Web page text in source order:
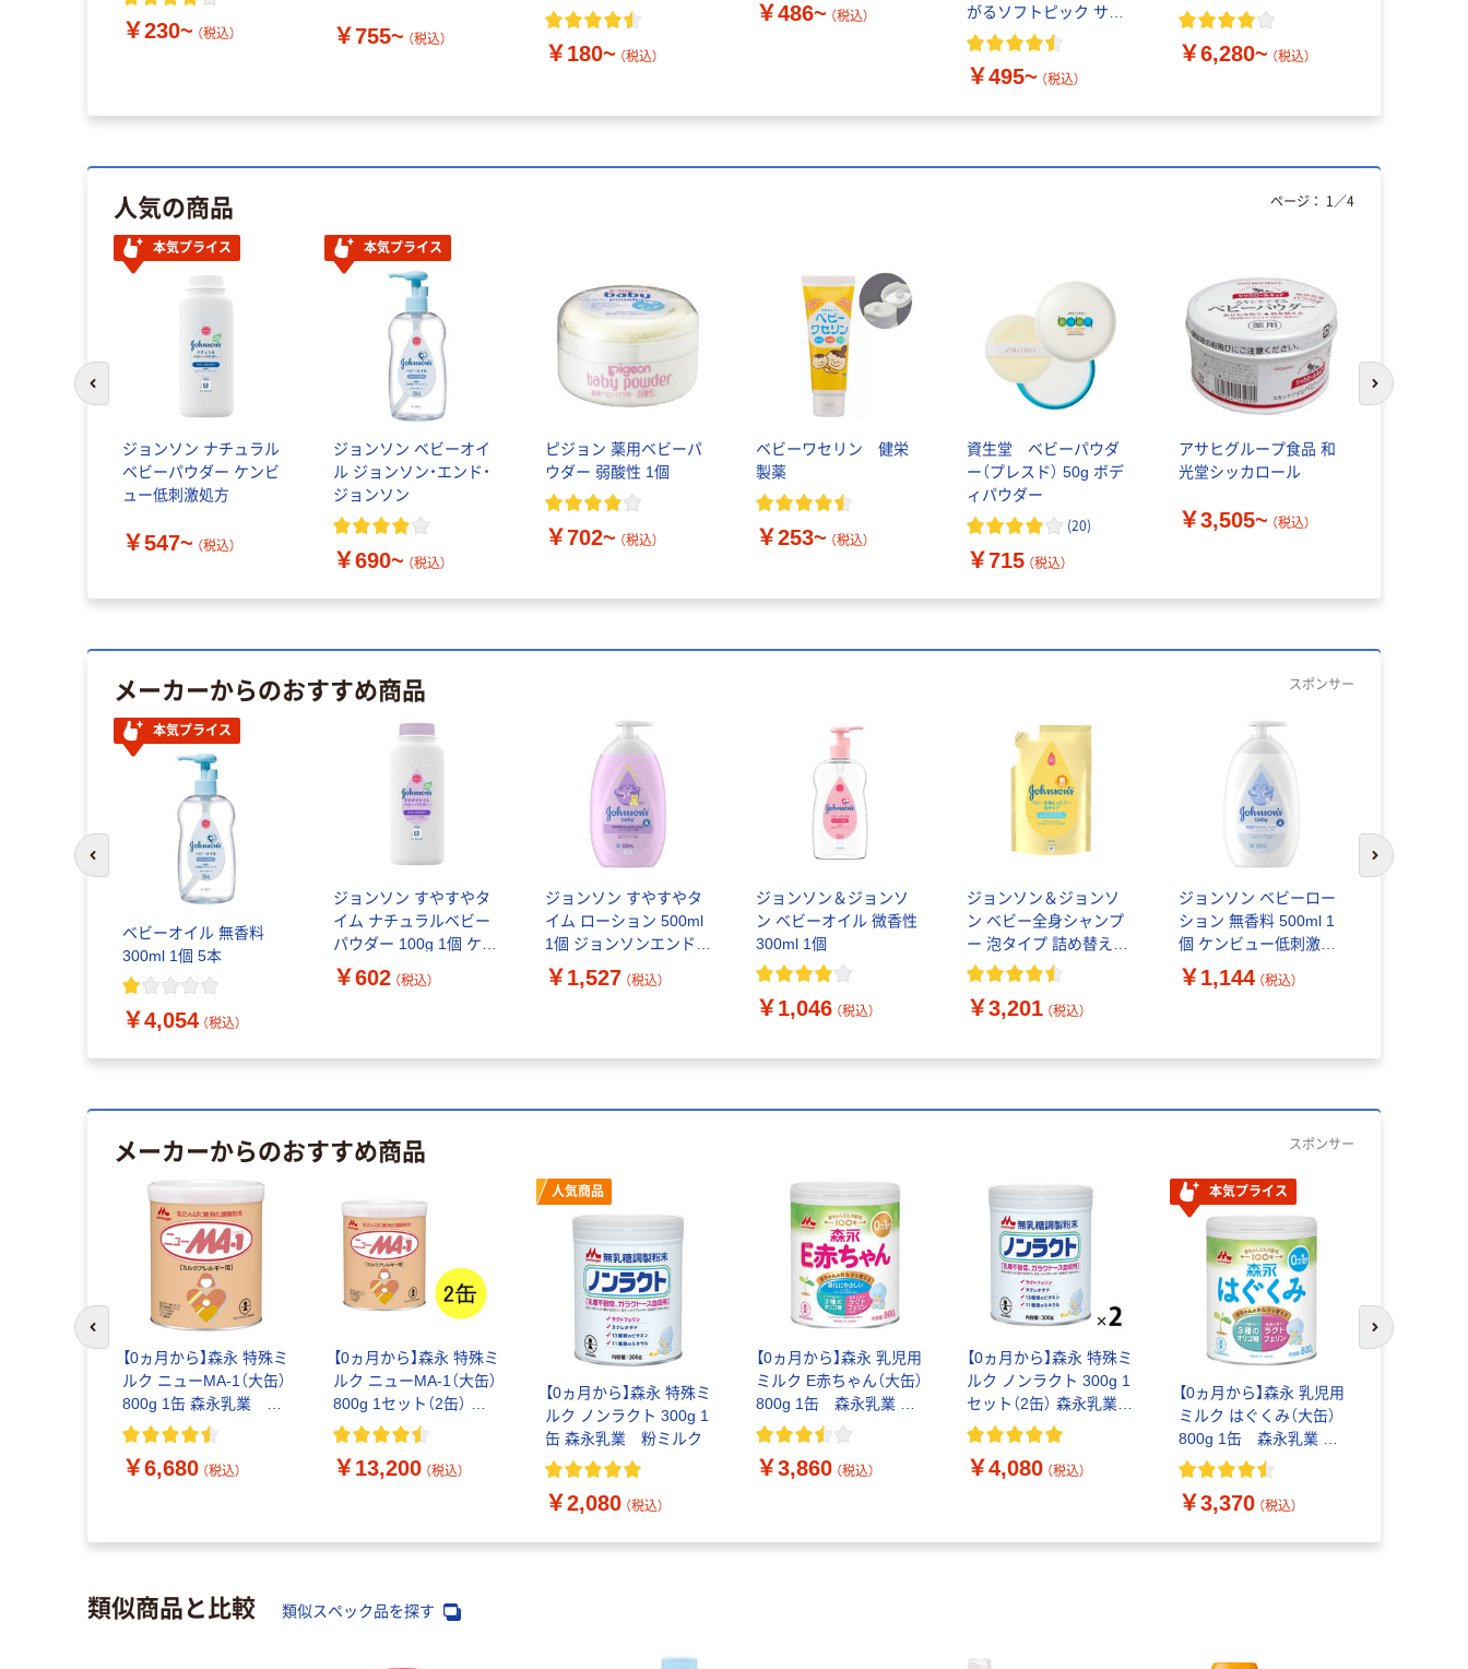
￥230~ （税込） ￥755~ （税込）
￥180~ （税込）
￥486~ （税込）
がるソフトピック サン
スター
￥495~ （税込）
￥6,280~ （税込）
人気の商品
本気プライス
ジョンソン ナチュラル
ベビーパウダー ケンビ
ュー低刺激処方
￥547~ （税込）
本気プライス
ジョンソン ベビーオイ
ル ジョンソン・エンド・
ジョンソン
￥690~ （税込）
ピジョン 薬用ベビーパ
ウダー 弱酸性 1個
￥702~ （税込）
ベビーワセリン 健栄
製薬
￥253~ （税込）
資生堂 ベビーパウダ
ー（プレスド） 50g ボデ
ィパウダー
(20)
￥715 （税込）
アサヒグループ食品 和
光堂シッカロール
￥3,505~ （税込）
ページ： 1 ／4
次のスライド
メーカーからのおすすめ商品 スポンサー
本気プライス
ベビーオイル 無香料
300ml 1個 5本
￥4,054 （税込）
ジョンソン すやすやタ
イム ナチュラルベビー
パウダー 100g 1個 ケン
ビュー低刺激処方 あせ
も 天然由来成分
￥602 （税込）
ジョンソン すやすやタ
イム ローション 500ml
1個 ジョンソンエンドジ
ョンソン ケンビュー
￥1,527 （税込）
ジョンソン＆ジョンソ
ン ベビーオイル 微香性
300ml 1個
￥1,046 （税込）
ジョンソン＆ジョンソ
ン ベビー全身シャンプ
ー 泡タイプ 詰め替え
350ml 5個 ジョンソン・
￥3,201 （税込）
ジョンソン ベビーロー
ション 無香料 500ml 1
個 ケンビュー低刺激処
方 パラベンフリー 無着
色 無香料 乾燥肌
￥1,144 （税込）
前のスライドへ 次のスライド
メーカーからのおすすめ商品 スポンサー
【0ヵ月から】森永 特殊ミ
ルク ニューMA-1（大缶）
800g 1缶 森永乳業 粉
ミルク
￥6,680 （税込）
【0ヵ月から】森永 特殊ミ
ルク ニューMA-1（大缶）
800g 1セット（2缶） 森
永乳業 粉ミルク
￥13,200 （税込）
人気商品
【0ヵ月から】森永 特殊ミ
ルク ノンラクト 300g 1
缶 森永乳業 粉ミルク
￥2,080 （税込）
【0ヵ月から】森永 乳児用
ミルク E赤ちゃん（大缶）
800g 1缶 森永乳業 粉
ミルク
￥3,860 （税込）
【0ヵ月から】森永 特殊ミ
ルク ノンラクト 300g 1
セット（2缶） 森永乳業
粉ミルク
￥4,080 （税込）
本気プライス
【0ヵ月から】森永 乳児用
ミルク はぐくみ（大缶）
800g 1缶 森永乳業 粉
ミルク
￥3,370 （税込）
前のスライドへ 次のスライド
類似商品と比較 類似スペック品を探す